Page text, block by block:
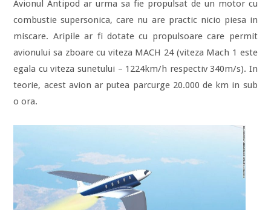
Avionul Antipod ar urma sa fie propulsat de un motor cu
combustie supersonica, care nu are practic nicio piesa in
miscare. Aripile ar fi dotate cu propulsoare care permit
avionului sa zboare cu viteza MACH 24 (viteza Mach 1 este
egala cu viteza sunetului – 1224km/h respectiv 340m/s). In
teorie, acest avion ar putea parcurge 20.000 de km in sub
o ora.